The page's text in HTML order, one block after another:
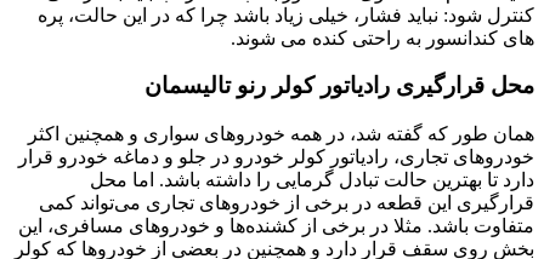
کنترل شود: نباید فشار، خیلی زیاد باشد چرا که در این حالت، پره
های کندانسور به راحتی کنده می شوند.
محل قرارگیری رادیاتور کولر رنو تالیسمان
همان طور که گفته شد، در همه خودروهای سواری و همچنین اکثر
خودروهای تجاری، رادیاتور کولر خودرو در جلو و دماغه خودرو قرار
دارد تا بهترین حالت تبادل گرمایی را داشته باشد. اما محل
قرارگیری این قطعه در برخی از خودروهای تجاری می‌تواند کمی
متفاوت باشد. مثلا در برخی از کشنده‌ها و خودروهای مسافری، این
بخش روی سقف قرار دارد و همچنین در بعضی از خودروها که کولر